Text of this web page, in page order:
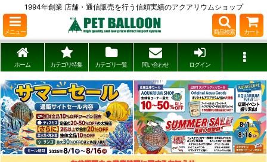
1994年創業 店舗・通信販売を行う信頼実績のアクアリウムショップ
メニュー 商品検索 カート
ホーム カテゴリ特集 カテゴリ一覧 問い合わせ ログイン